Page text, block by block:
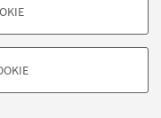
sul sito, per analisi
|